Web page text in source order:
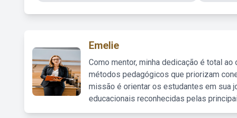
Emelie
Como mentor, minha dedicação é total
métodos pedagógicos que priorizam
missão é orientar os estudantes em sua
educacionais reconhecidas pelas